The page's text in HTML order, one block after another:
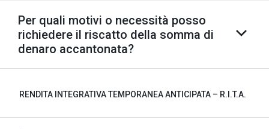
Per quali motivi o necessità posso
richiedere il riscatto della somma di
denaro accantonata?
RENDITA INTEGRATIVA TEMPORANEA ANTICIPATA – R.I.T.A.